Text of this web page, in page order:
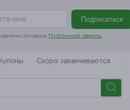
Подписаться
договора Публичной оферты
Скоро заканчиваются